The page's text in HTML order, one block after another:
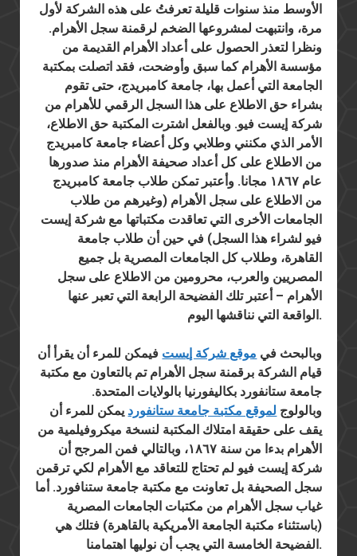
الأوسط منذ سنوات قليلة تعرفتُ على هذه الشركة لأول
مرة، وانتبهت لمشروعها الضخم لرقمنة سجل الأهرام.
ونظرا لتعذر الحصول على أعداد الأهرام القديمة من
مؤسسة الأهرام كما سبق وأوضحت، فقد اتصلت بمكتبة
الجامعة التي أعمل بها، جامعة كامبريدج، حتى تقوم
بشراء حق الاطلاع على هذا السجل الرقمي للأهرام من
شركة إيست فيو. وبالفعل اشترت المكتبة حق الاطلاع،
الأمر الذي مكنني وطلابي وكل أعضاء جامعة كامبريدج
من الاطلاع على كل أعداد صحيفة الأهرام منذ صدورها
عام ١٨٦٧ مجانا. وأعتبر تمكن طلاب جامعة كامبريدج
من الاطلاع على سجل الأهرام (وغيرهم من طلاب
الجامعات الأخرى التي تعاقدت مكتباتها مع شركة إيست
فيو لشراء هذا السجل) في حين أن طلاب جامعة
القاهرة، وطلاب كل الجامعات المصرية بل جميع
المصريين والعرب، محرومين من الاطلاع على سجل
الأهرام – أعتبر تلك الفضيحة الرابعة التي تعبر عنها
الواقعة التي نناقشها اليوم.
وبالبحث في موقع شركة إيست فيمكن للمرء أن يقرأ أن
قيام الشركة برقمنة سجل الأهرام تم بالتعاون مع مكتبة
جامعة ستانفورد بكاليفورنيا بالولايات المتحدة.
وبالولوج لموقع مكتبة جامعة ستانفورد يمكن للمرء أن
يقف على حقيقة امتلاك المكتبة لنسخة ميكروفيلمية من
الأهرام بدءا من سنة ١٨٦٧، وبالتالي فمن المرجح أن
شركة إيست فيو لم تحتاج للتعاقد مع الأهرام لكي ترقمن
سجل الصحيفة بل تعاونت مع مكتبة جامعة ستنافورد. أما
غياب سجل الأهرام من مكتبات الجامعات المصرية
(باستثناء مكتبة الجامعة الأمريكية بالقاهرة) فتلك هي
الفضيحة الخامسة التي يجب أن نوليها اهتمامنا.